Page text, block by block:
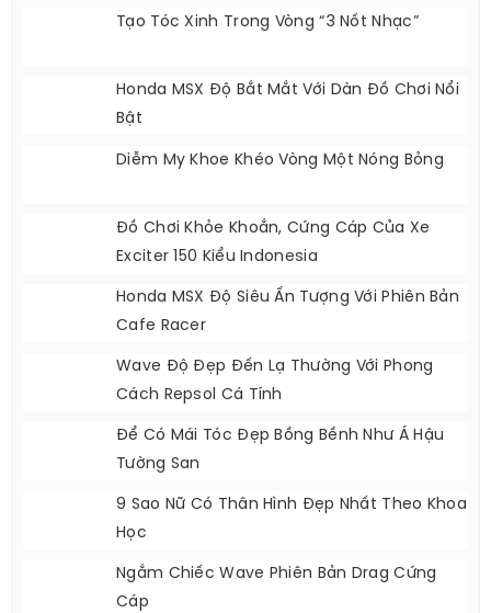
Tạo Tóc Xinh Trong Vòng “3 Nốt Nhạc”
Honda MSX Độ Bắt Mắt Với Dàn Đồ Chơi Nổi
Bật
Diễm My Khoe Khéo Vòng Một Nóng Bỏng
Đồ Chơi Khỏe Khoắn, Cứng Cáp Của Xe
Exciter 150 Kiểu Indonesia
Honda MSX Độ Siêu Ấn Tượng Với Phiên Bản
Cafe Racer
Wave Độ Đẹp Đến Lạ Thường Với Phong
Cách Repsol Cá Tính
Để Có Mái Tóc Đẹp Bồng Bềnh Như Á Hậu
Tường San
9 Sao Nữ Có Thân Hình Đẹp Nhất Theo Khoa
Học
Ngắm Chiếc Wave Phiên Bản Drag Cứng
Cáp